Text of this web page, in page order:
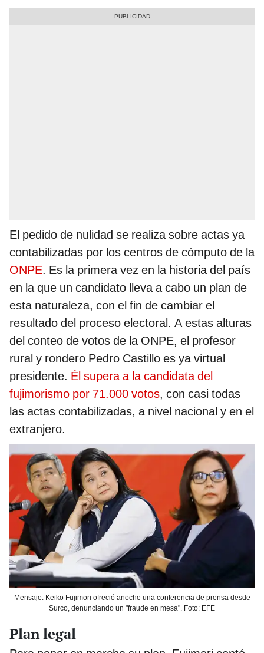
El pedido de nulidad se realiza sobre actas ya
contabilizadas por los centros de cómputo de la
ONPE. Es la primera vez en la historia del país
en la que un candidato lleva a cabo un plan de
esta naturaleza, con el fin de cambiar el
resultado del proceso electoral. A estas alturas
del conteo de votos de la ONPE, el profesor
rural y rondero Pedro Castillo es ya virtual
presidente. Él supera a la candidata del
fujimorismo por 71.000 votos, con casi todas
las actas contabilizadas, a nivel nacional y en el
extranjero.
Mensaje. Keiko Fujimori ofreció anoche una conferencia de prensa desde
Surco, denunciando un "fraude en mesa". Foto: EFE
Plan legal